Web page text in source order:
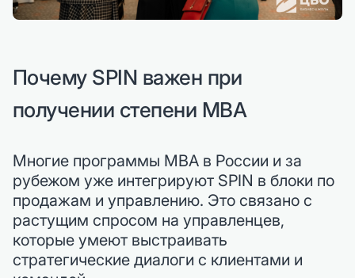
Почему SPIN важен при
получении степени MBA
Многие программы MBA в России и за
рубежом уже интегрируют SPIN в блоки по
продажам и управлению. Это связано с
растущим спросом на управленцев,
которые умеют выстраивать
стратегические диалоги с клиентами и